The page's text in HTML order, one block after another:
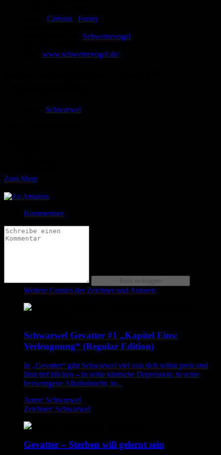
Cartoon
Funny
Schweinevogel
www.schweinevogel.de/
Schwarwel
Zum Shop
Kommentare
Weitere Comics der Zeichner und Autoren
Schwarwel Gevatter #1 „Kapitel Eins:
Verleugnung“ (Regular Edition)
In „Gevatter“ gibt Schwarwel viel von sich selbst preis und
lässt tief blicken – in seine klinische Depression, in seine
bezwungene Alkoholsucht, in...
Autor: Schwarwel
Zeichner: Schwarwel
Gevatter – Sterben will gelernt sein